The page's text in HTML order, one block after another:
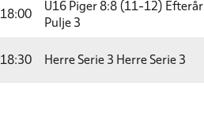
18:00
U16 Piger 8:8 (11-12) Efterår
Pulje 3
18:30 Herre Serie 3 Herre Serie 3